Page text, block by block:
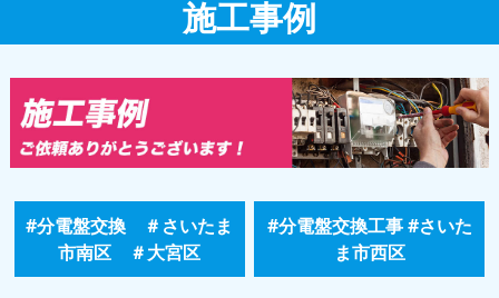
施工事例
#分電盤交換 ＃さいたま
市南区 ＃大宮区
#分電盤交換工事 #さいた
ま市西区